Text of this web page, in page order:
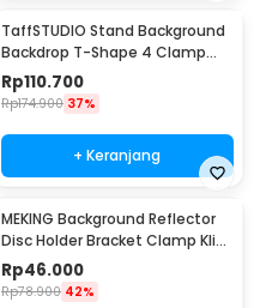
TaffSTUDIO Stand Background
Backdrop T-Shape 4 Clamp
200x190cm - M139
Rp110.700
Rp174.900 37%
+ Keranjang
MEKING Background Reflector
Disc Holder Bracket Clamp Klip
Backdrop - QM3400
Rp46.000
Rp78.900 42%